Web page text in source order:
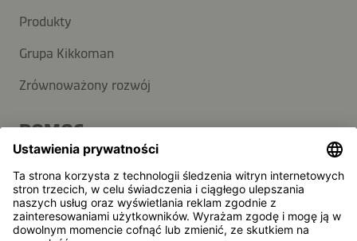
Produkty
Grupa Kikkoman
Zrównoważony rozwój
POMOC
Kontakt
Newsletter